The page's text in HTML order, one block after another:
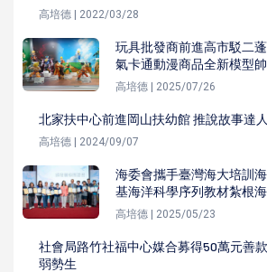
高培德 | 2022/03/28
玩具批發商前進高市駁二
氣卡通動漫商品全新模型
高培德 | 2025/07/26
北家扶中心前進岡山扶幼館 推說故事達
高培德 | 2024/09/07
海委會攜手臺灣海大培訓
基海洋科學序列教材紮根
高培德 | 2025/05/23
社會局路竹社福中心媒合募得50萬元善
弱勢生